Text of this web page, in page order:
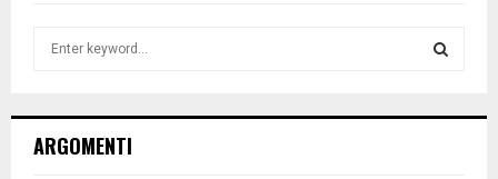
h
ARGOMENTI